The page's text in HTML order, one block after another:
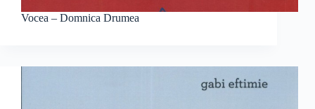
Vocea – Domnica Drumea